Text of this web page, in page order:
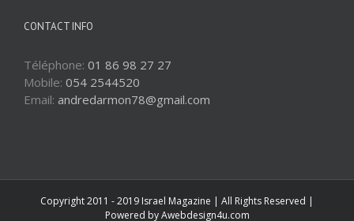
CONTACT INFO
Téléphone: 01 86 98 27 27
Mobile: 054 2544520
Email: andredarmon78@gmail.com
Copyright 2011 - 2019 Israel Magazine | All Rights Reserved |
Powered byAwebdesign4u.com